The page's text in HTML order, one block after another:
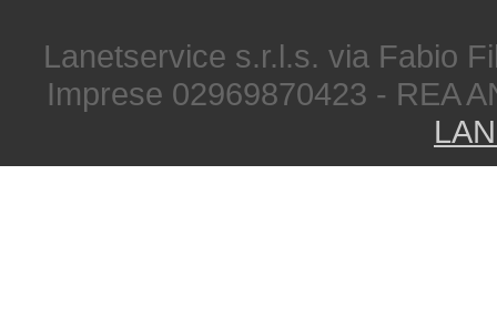
Lanetservice s.r.l.s. via Fabio
Imprese 02969870423 - REA